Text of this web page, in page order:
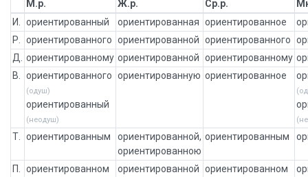
М.р. Ж.р.
Ср.р.
И.
ориентированный ориентированная ориентированное
Р.
ориентированного ориентированной ориентированного
Д.
ориентированному ориентированной ориентированному
В.
ориентированного
(одуш)
ориентированный
(неодуш)
ориентированную ориентированное
Т. ориентированным
ориентированной,
ориентированною
ориентированным
П. ориентированном ориентированной ориентированном